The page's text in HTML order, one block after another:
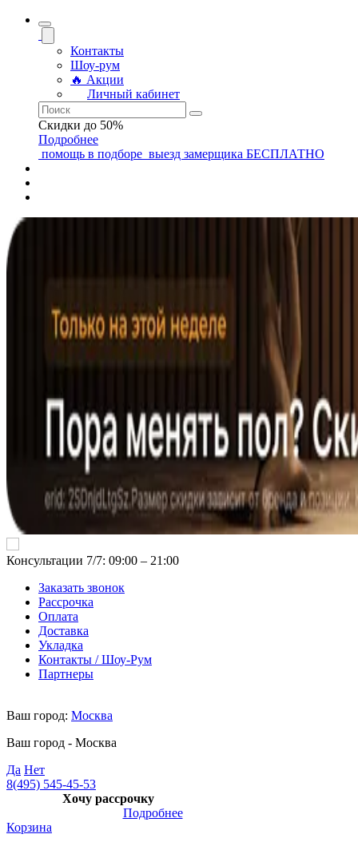
Контакты
Шоу-рум
🔥 Акции
Личный кабинет
Скидки до 50%
Подробнее
помощь в подборе выезд замерщика БЕСПЛАТНО
Консультации 7/7: 09:00 ‒ 21:00
Заказать звонок
Рассрочка
Оплата
Доставка
Укладка
Контакты / Шоу-Рум
Партнеры
Ваш город: Москва
Ваш город - Москва
Да Нет
8(495) 545-45-53
Хочу рассрочку
Подробнее
Корзина